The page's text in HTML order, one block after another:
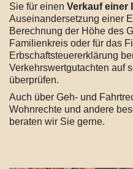
Sie für einen Verkauf einer
Auseinandersetzung einer
Berechnung der Höhe des
Familienkreis oder für das
Erbschaftsteuererklärung
Verkehrswertgutachten auf
überprüfen.
Auch über Geh- und
Wohnrechte und andere
beraten wir Sie gerne.